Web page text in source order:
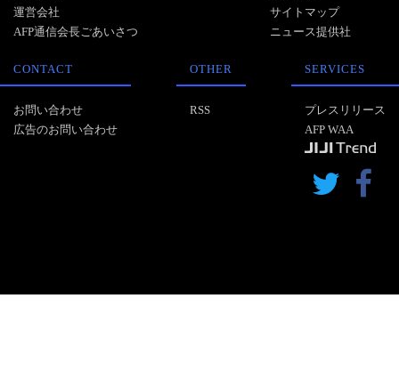
運営会社
AFP通信会長ごあいさつ
サイトマップ
ニュース提供社
CONTACT
お問い合わせ
広告のお問い合わせ
OTHER
RSS
SERVICES
プレスリリース
AFP WAA